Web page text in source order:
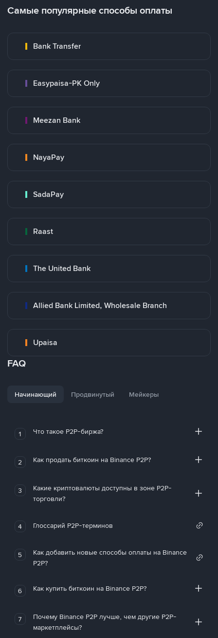
Самые популярные способы оплаты
Bank Transfer
Easypaisa-PK Only
Meezan Bank
NayaPay
SadaPay
Raast
The United Bank
Allied Bank Limited, Wholesale Branch
Upaisa
FAQ
Начинающий Продвинутый Мейкеры
1 Что такое P2P-биржа?
2 Как продать биткоин на Binance P2P?
3
Какие криптовалюты доступны в зоне P2P-
торговли?
4 Глоссарий P2P-терминов
5
Как добавить новые способы оплаты на Binance
P2P?
6 Как купить биткоин на Binance P2P?
7
Почему Binance P2P лучше, чем другие P2P-
маркетплейсы?